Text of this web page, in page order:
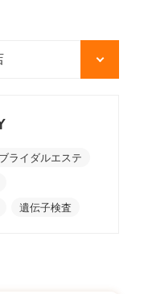
ブライダルエステ
遺伝子検査